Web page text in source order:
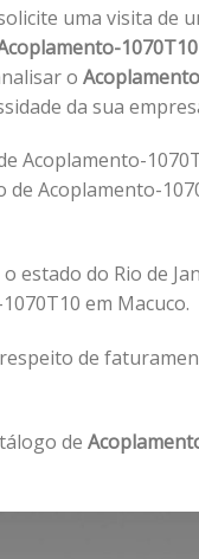
uma visita de
o
da sua
Acoplamento-
de Acoplamento-
estado do Rio de
em Macuco.
de
de